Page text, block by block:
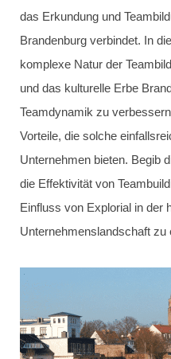
das Erkundung und
Brandenburg verbindet. In
komplexe Natur der
und das kulturelle Erbe
Teamdynamik zu
Vorteile, die solche
Unternehmen bieten. Begib
die Effektivität von
Einfluss von Explorial in der
Unternehmenslandschaft zu